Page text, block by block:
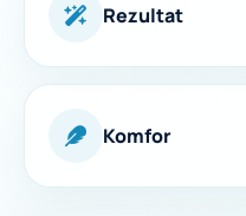
Rezultat
Komfor